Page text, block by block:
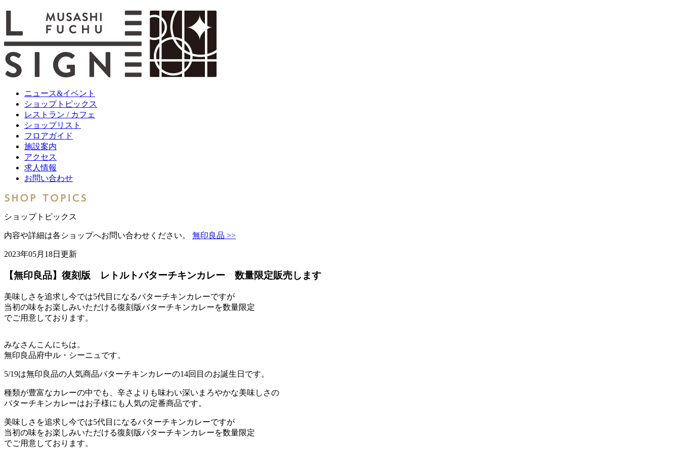
ニュース&イベント
ショップトピックス
レストラン / カフェ
ショップリスト
フロアガイド
施設案内
アクセス
求人情報
お問い合わせ
ショップトピックス
内容や詳細は各ショップへお問い合わせください。 無印良品 >>
2023年05月18日更新
【無印良品】復刻版 レトルトバターチキンカレー 数量限定販売します
美味しさを追求し今では5代目になるバターチキンカレーですが
当初の味をお楽しみいただける復刻版バターチキンカレーを数量限定
でご用意しております。
みなさんこんにちは。
無印良品府中ル・シーニュです。
5/19は無印良品の人気商品バターチキンカレーの14回目のお誕生日です。
種類が豊富なカレーの中でも、辛さよりも味わい深いまろやかな美味しさの
バターチキンカレーはお子様にも人気の定番商品です。
美味しさを追求し今では5代目になるバターチキンカレーですが
当初の味をお楽しみいただける復刻版バターチキンカレーを数量限定
でご用意しております。